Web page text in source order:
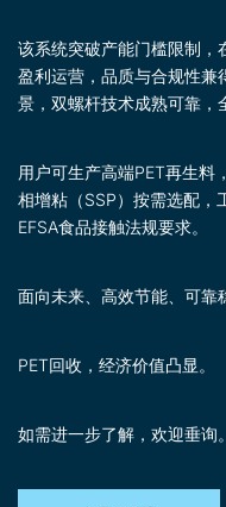
该系统突破产能门槛限制，
盈利运营，品质与合规性
景，双螺杆技术成熟可靠，
用户可生产高端PET再生料
相增粘（SSP）按需选配，
EFSA食品接触法规要求。
面向未来、高效节能、可靠
PET回收，经济价值凸显。
如需进一步了解，欢迎垂询。